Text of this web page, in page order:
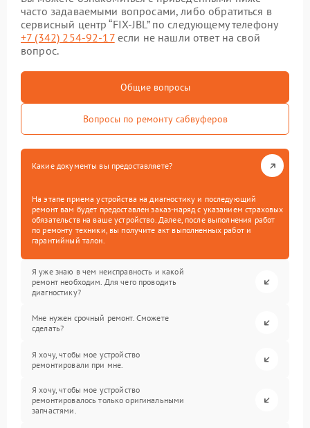
часто задаваемыми вопросами, либо обратиться в
сервисный центр “FIX-JBL” по следующему телефону
+7 (342) 254-92-17если не нашли ответ на свой
вопрос.
Общие вопросы
Вопросы по ремонту сабвуферов
Какие документы вы предоставляете?
На этапе приема устройства на диагностику и последующий
ремонт вам будет предоставлен заказ-наряд с указанием страховых
обязательств на ваше устройство. Далее, после выполнения работ
по ремонту техники, вы получите акт выполненных работ и
гарантийный талон.
Я уже знаю в чем неисправность и какой
ремонт необходим. Для чего проводить
диагностику?
Мне нужен срочный ремонт. Сможете
сделать?
Я хочу, чтобы мое устройство
ремонтировали при мне.
Я хочу, чтобы мое устройство
ремонтировалось только оригинальными
запчастями.